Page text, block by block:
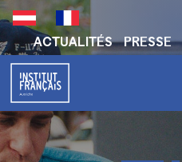
Aller
au
contenu
principal
H
A
D
E
ACTUALITÉS PRESSE